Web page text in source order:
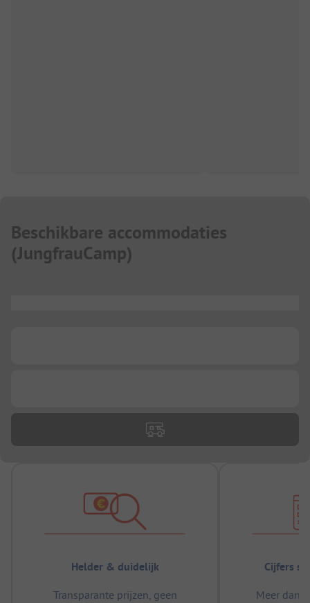
Beschikbare accommodaties
(JungfrauCamp)
Helder & duidelijk
Transparante prijzen, geen
Cijfers
Meer dan